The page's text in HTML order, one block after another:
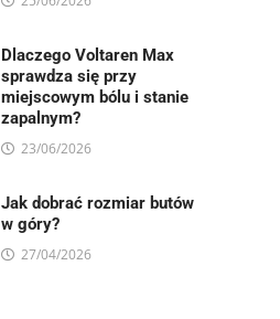
Dlaczego Voltaren Max
sprawdza się przy
miejscowym bólu i stanie
zapalnym?
23/06/2026
Jak dobrać rozmiar butów
w góry?
27/04/2026